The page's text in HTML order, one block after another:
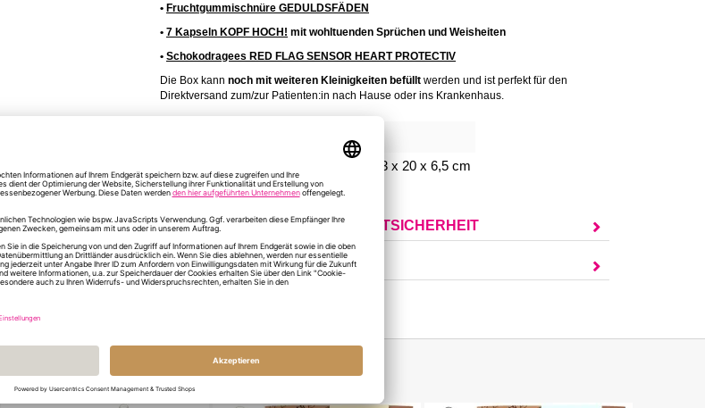
• Fruchtgummischnüre GEDULDSFÄDEN
• 7 Kapseln KOPF HOCH! mit wohltuenden Sprüchen und Weisheiten
• Schokodragees RED FLAG SENSOR HEART PROTECTIV
Die Box kann noch mit weiteren Kleinigkeiten befüllt werden und ist perfekt für den
Direktversand zum/zur Patienten:in nach Hause oder ins Krankenhaus.
Geschenkbox: 23 x 20 x 6,5 cm
INFORMATIONEN ZUR PRODUKTSICHERHEIT
DU HAST NOCH FRAGEN?